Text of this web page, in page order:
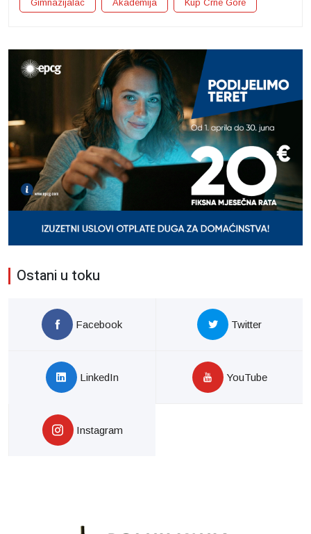
Gimnazijalac Akademija Kup Crne Gore
Ostani u toku
Facebook Twitter
LinkedIn YouTube
Instagram